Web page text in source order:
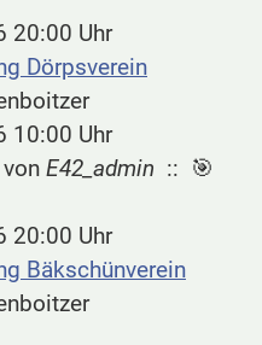
20:00 Uhr
Dörpsverein
10:00 Uhr
von E42_admin :: 🎯
20:00 Uhr
Bäkschünverein